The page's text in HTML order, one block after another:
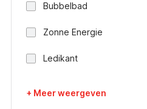
Bubbelbad
Zonne Energie
Ledikant
+ Meer weergeven